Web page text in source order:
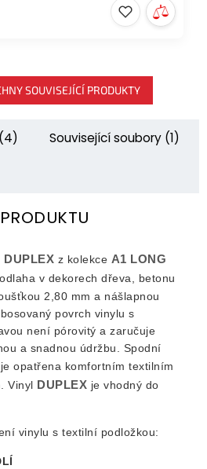
SOUVISEJÍCÍ PRODUKTY
Související soubory (1)
DUPLEX z kolekce A1 LONG
v dekorech dřeva, betonu
2,80 mm a nášlapnou
povrch vinylu s
není pórovitý a zaručuje
a snadnou údržbu. Spodní
je opatřena komfortním textilním
Vinyl DUPLEX je vhodný do
vinylu s textilní podložkou: